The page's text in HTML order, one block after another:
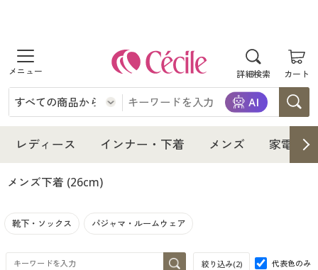
詳細検索 カート
商品を探す
レディース
レディースファッション
女性下着
インナー・下着
インナー・下着通販すべて
女性下着
メンズ下着
メンズ
メンズ通販すべて
メンズファッション
家電・雑貨
家電・雑貨すべて
寝具・インテリア・家具
レディース インナー・下着 メンズ 家電・
メンズ下着 (26cm)
靴下・ソックス パジャマ・ルームウェア
絞り込み(2) 代表色のみ